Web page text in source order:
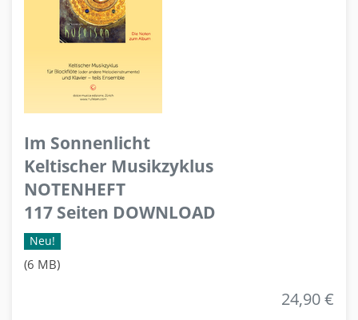
Im Sonnenlicht
Keltischer Musikzyklus
NOTENHEFT
117 Seiten DOWNLOAD
Neu!
(6 MB)
24,90 €